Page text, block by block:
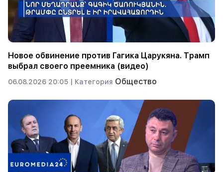
Новое обвинение против Гагика Царукяна. Трамп
выбрал своего преемника (видео)
06.08.2026 20:05 | Категория Общество